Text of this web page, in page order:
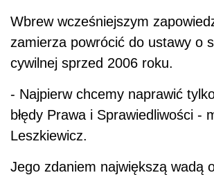
Wbrew wcześniejszym
zamierza powrócić do ustawy o
cywilnej sprzed 2006 roku.
- Najpierw chcemy naprawić
błędy Prawa i Sprawiedliwości -
Leszkiewicz.
Jego zdaniem największą wadą